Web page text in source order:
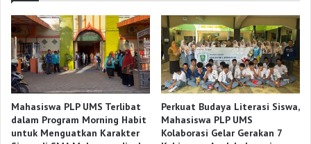
Mahasiswa PLP UMS Terlibat
dalam Program Morning Habit
untuk Menguatkan Karakter
Perkuat Budaya Literasi Siswa,
Mahasiswa PLP UMS
Kolaborasi Gelar Gerakan 7